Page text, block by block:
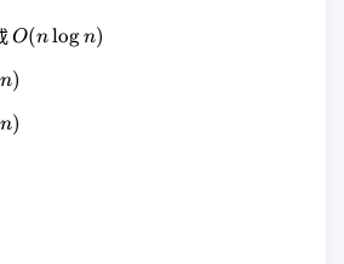
O(n
n)
O(n log n)
n)
n)